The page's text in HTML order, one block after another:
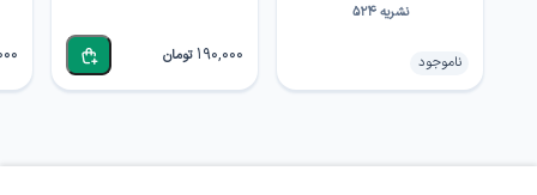
نشریه ۵۲۴
ناموجود 190,000 تومان